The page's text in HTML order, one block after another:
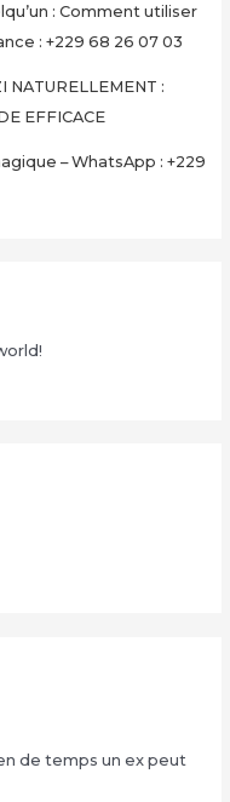
: Comment utiliser
: +229 68 26 07 03
NATURELLEMENT :
EFFICACE
– WhatsApp : +229
de temps un ex peut